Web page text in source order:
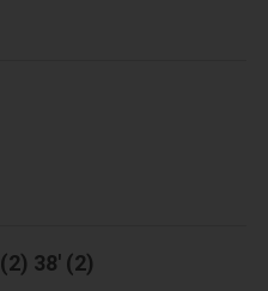
(2) 38' (2)